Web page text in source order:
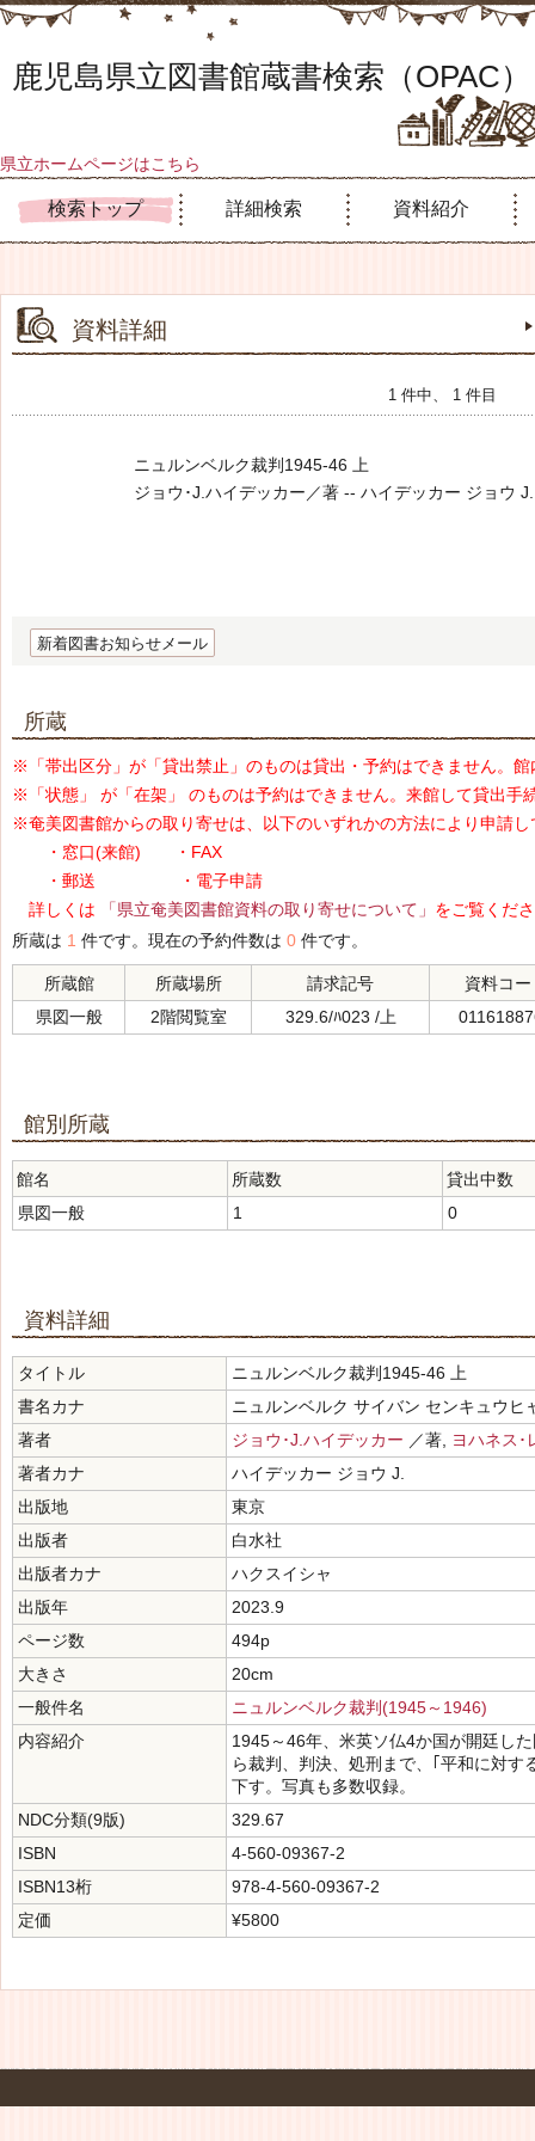
鹿児島県立図書館蔵書検索（OPAC）
県立ホームページはこちら
検索トップ 詳細検索 資料紹介
資料詳細
1 件中、 1 件目
ニュルンベルク裁判1945-46 上
ジョウ･J.ハイデッカー／著 -- ハイデッカー ジョウ
新着図書お知らせメール
所蔵
※「帯出区分」が「貸出禁止」のものは貸出・予約はできません。
※「状態」 が「在架」 のものは予約はできません。来館して貸出手
※奄美図書館からの取り寄せは、以下のいずれかの方法により申請し
・窓口(来館) ・FAX
・郵送 ・電子申請
詳しくは
「県立奄美図書館資料の取り寄せについて」 をご覧くだ
所蔵は 1 件です。現在の予約件数は 0 件です。
所蔵館 所蔵場所 請求記号
資料コー
県図一般
2階閲覧室 329.6/ﾊ023 /上
館別所蔵
館名 所蔵数
貸出中数
県図一般
1 0
資料詳細
タイトル
ニュルンベルク裁判1945-46 上
書名カナ
ニュルンベルク サイバン センキュウヒ
著者
ジョウ･J.ハイデッカー ／著,
ヨハネス･
著者カナ
ハイデッカー ジョウ J.
出版地
東京
出版者
白水社
出版者カナ
ハクスイシャ
出版年
2023.9
ページ数
494p
大きさ
20cm
一般件名
ニュルンベルク裁判(1945～1946)
内容紹介
1945～46年、米英ソ仏4か国が開廷し
ら裁判、判決、処刑まで、｢平和に対す
下す。写真も多数収録。
NDC分類(9版)
329.67
ISBN
4-560-09367-2
ISBN13桁
978-4-560-09367-2
定価
¥5800